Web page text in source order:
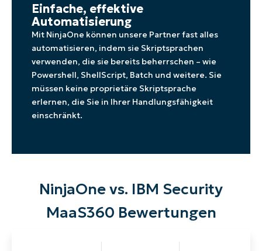
Einfache, effektive
Automatisierung
Mit NinjaOne können unsere Partner fast alles
automatisieren, indem sie Skriptsprachen
verwenden, die sie bereits beherrschen – wie
Powershell, ShellScript, Batch und weitere. Sie
müssen keine proprietäre Skriptsprache
erlernen, die Sie in Ihrer Handlungsfähigkeit
einschränkt.
NinjaOne vs. IBM Security
MaaS360 Bewertungen